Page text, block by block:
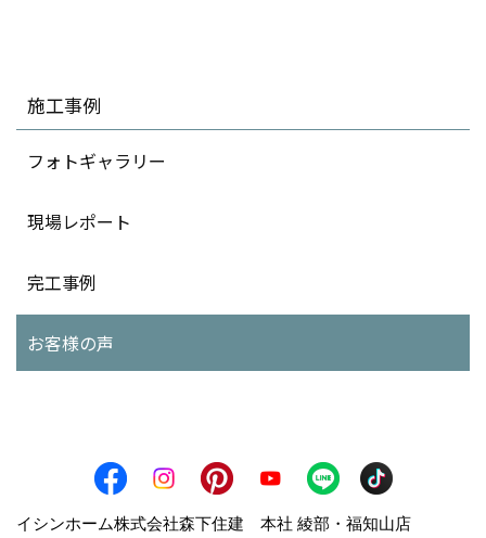
施工事例
フォトギャラリー
現場レポート
完工事例
お客様の声
イシンホーム株式会社森下住建 本社 綾部・福知山店